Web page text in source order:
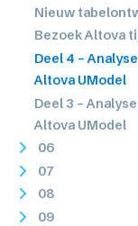
Nieuw
Bezoek Altova
Deel 4 –
Altova UModel
Deel 3 –
Altova UModel
06
07
08
09